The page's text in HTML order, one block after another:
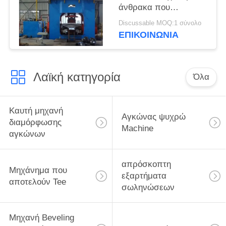
άνθρακα που
κατασκευάζει τη
μηχανή
Discussable MOQ:1 σύνολο
ΕΠΙΚΟΙΝΩΝΙΑ
Λαϊκή κατηγορία Όλα
Καυτή μηχανή
διαμόρφωσης
αγκώνων
Αγκώνας ψυχρώ
Machine
Μηχάνημα που
αποτελούν Tee
απρόσκοπτη
εξαρτήματα
σωληνώσεων
Μηχανή Beveling